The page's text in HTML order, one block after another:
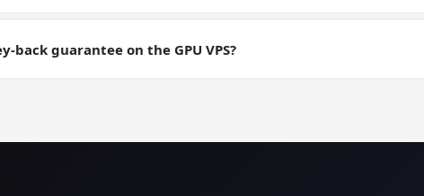
you want a checkpointable server state.
back guarantee on the GPU VPS?